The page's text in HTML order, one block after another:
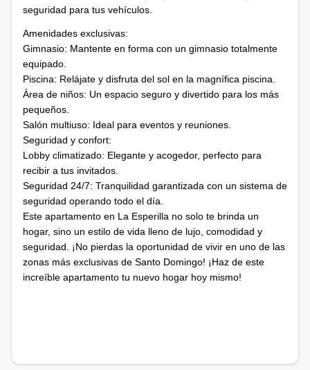
seguridad para tus vehículos.
Amenidades exclusivas:
Gimnasio: Mantente en forma con un gimnasio totalmente
equipado.
Piscina: Relájate y disfruta del sol en la magnífica piscina.
Área de niños: Un espacio seguro y divertido para los más
pequeños.
Salón multiuso: Ideal para eventos y reuniones.
Seguridad y confort:
Lobby climatizado: Elegante y acogedor, perfecto para
recibir a tus invitados.
Seguridad 24/7: Tranquilidad garantizada con un sistema de
seguridad operando todo el día.
Este apartamento en La Esperilla no solo te brinda un
hogar, sino un estilo de vida lleno de lujo, comodidad y
seguridad. ¡No pierdas la oportunidad de vivir en uno de las
zonas más exclusivas de Santo Domingo! ¡Haz de este
increíble apartamento tu nuevo hogar hoy mismo!